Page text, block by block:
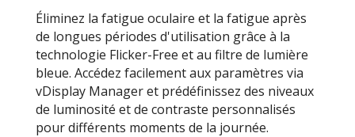
Éliminez la fatigue oculaire et la fatigue après
de longues périodes d'utilisation grâce à la
technologie Flicker-Free et au filtre de lumière
bleue. Accédez facilement aux paramètres via
vDisplay Manager et prédéfinissez des niveaux
de luminosité et de contraste personnalisés
pour différents moments de la journée.